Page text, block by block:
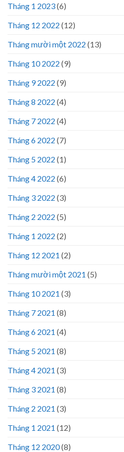
Tháng 1 2023(6)
Tháng 12 2022 (12)
Tháng mười một 2022 (13)
Tháng 10 2022 (9)
Tháng 9 2022 (9)
Tháng 8 2022 (4)
Tháng 7 2022 (4)
Tháng 6 2022 (7)
Tháng 5 2022 (1)
Tháng 4 2022 (6)
Tháng 3 2022 (3)
Tháng 2 2022 (5)
Tháng 1 2022 (2)
Tháng 12 2021 (2)
Tháng mười một 2021 (5)
Tháng 10 2021 (3)
Tháng 7 2021 (8)
Tháng 6 2021 (4)
Tháng 5 2021 (8)
Tháng 4 2021 (3)
Tháng 3 2021 (8)
Tháng 2 2021 (3)
Tháng 1 2021 (12)
Tháng 12 2020(8)